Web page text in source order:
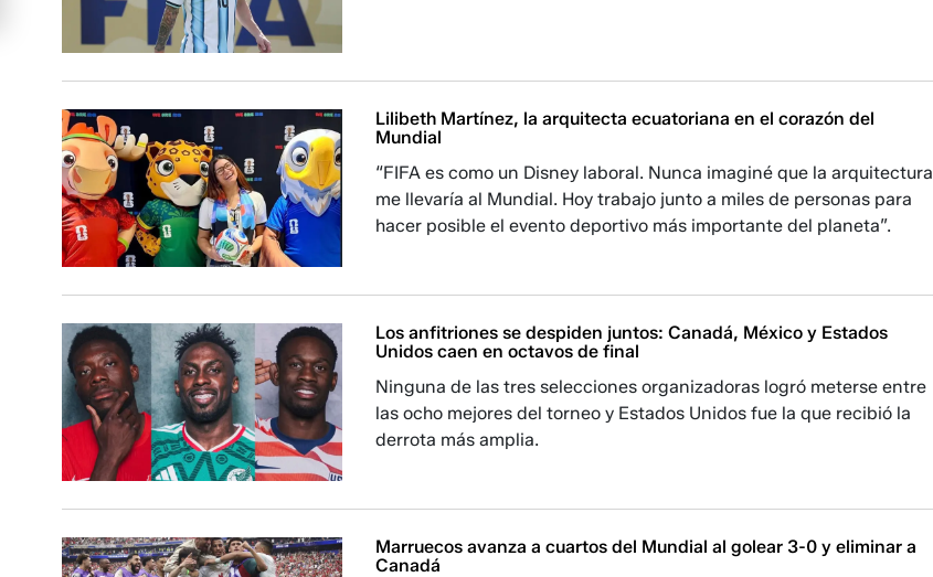
Lilibeth Martínez, la arquitecta ecuatoriana en el corazón del
Mundial
“FIFA es como un Disney laboral. Nunca imaginé que la arquitectura
me llevaría al Mundial. Hoy trabajo junto a miles de personas para
hacer posible el evento deportivo más importante del planeta”.
Los anfitriones se despiden juntos: Canadá, México y Estados
Unidos caen en octavos de final
Ninguna de las tres selecciones organizadoras logró meterse entre
las ocho mejores del torneo y Estados Unidos fue la que recibió la
derrota más amplia.
Marruecos avanza a cuartos del Mundial al golear 3-0 y eliminar a
Canadá